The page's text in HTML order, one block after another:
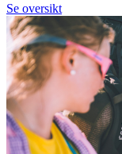
Se oversikt